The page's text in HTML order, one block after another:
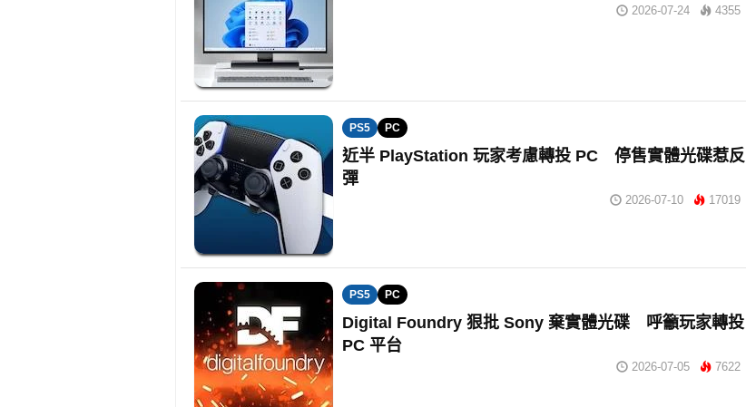
2026-07-24 4355
PS5 PC
近半 PlayStation 玩家考慮轉投 PC 停售實體光碟惹反
彈
2026-07-10 17019
PS5 PC
Digital Foundry 狠批 Sony 棄實體光碟 呼籲玩家轉投
PC 平台
2026-07-05 7622